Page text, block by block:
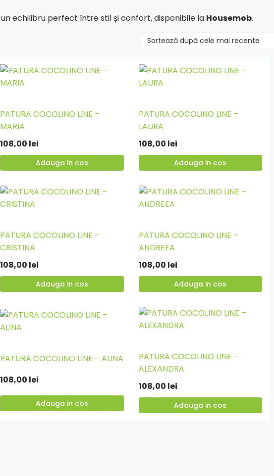
echilibru perfect între stil și confort, disponibile la Housemob.
PATURA COCOLINO LINE –
MARIA
108,00 lei
Adauga in cos
Adauga
cos
PATURA COCOLINO LINE –
LAURA
108,00 lei
Adauga in cos
Adauga
cos
PATURA COCOLINO LINE –
CRISTINA
108,00 lei
Adauga in cos
Adauga
cos
PATURA COCOLINO LINE –
ANDREEA
108,00 lei
Adauga in cos
Adauga
cos
PATURA COCOLINO LINE – ALINA
108,00 lei
Adauga in cos
in
PATURA COCOLINO LINE –
ALEXANDRA
108,00 lei
Adauga in cos
Adauga
cos